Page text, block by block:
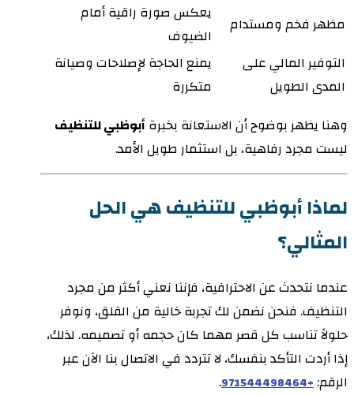
مظهر فخم ومستدام
يعكس صورة راقية أمام
الضيوف
التوفير المالي على
المدى الطويل
يمنع الحاجة لإصلاحات وصيانة
متكررة
وهنا يظهر بوضوح أن الاستعانة بخبرةأبوظبي للتنظيف
ليست مجرد رفاهية، بل استثمار طويل الأمد.
لماذا أبوظبي للتنظيف هي الحل
المثالي؟
عندما نتحدث عن الاحترافية، فإننا نعني أكثر من مجرد
التنظيف. فنحن نضمن لك تجربة خالية من القلق، ونوفر
حلولاً تناسب كل قصر مهما كان حجمه أو تصميمه. لذلك،
إذا أردت التأكد بنفسك، لا تتردد في الاتصال بنا الآن عبر
الرقم:+971544498464
.